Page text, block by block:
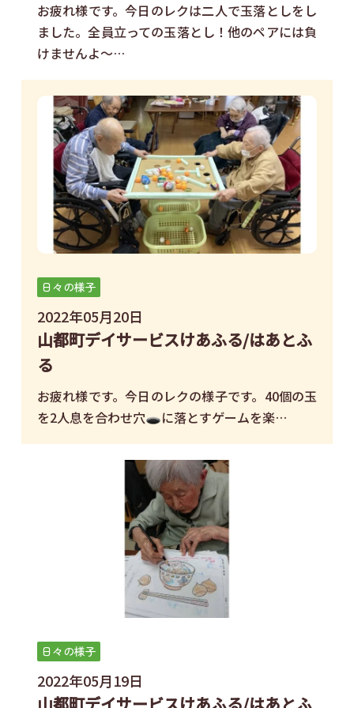
お疲れ様です。今日のレクは二人で玉落としをし
ました。全員立っての玉落とし！他のペアには負
けませんよ～…
日々の様子
2022年05月20日
山都町デイサービスけあふる/はあとふ
る
お疲れ様です。今日のレクの様子です。40個の玉
を2人息を合わせ穴🕳に落とすゲームを楽…
日々の様子
2022年05月19日